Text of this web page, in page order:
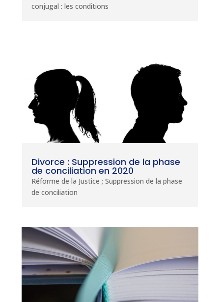
conjugal : les conditions
Divorce : Suppression de la phase
de conciliation en 2020
Réforme de la Justice ; Suppression de la phase
de conciliation